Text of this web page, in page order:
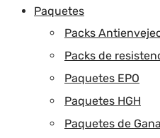
Paquetes
Packs
Packs de
Paquetes EPO
Paquetes HGH
Paquetes de